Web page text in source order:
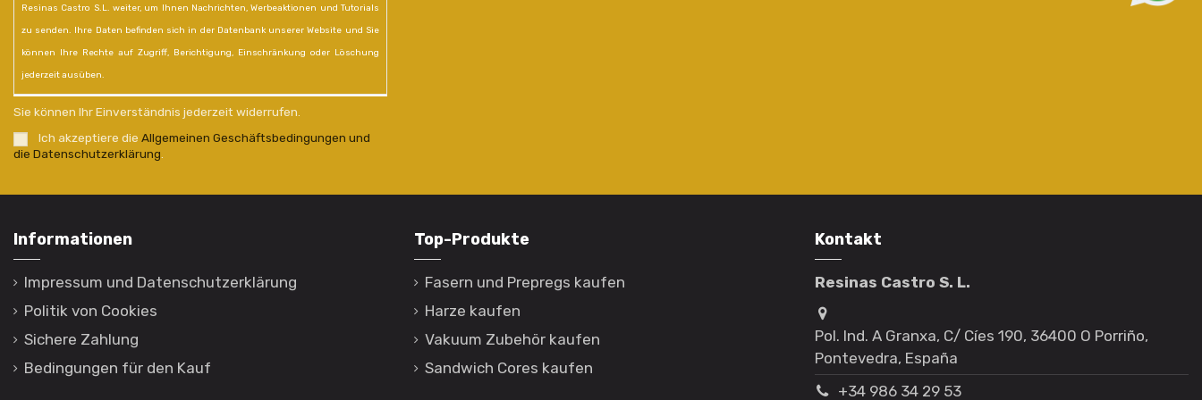
Resinas Castro S.L. weiter, um Ihnen Nachrichten, Werbeaktionen und Tutorials
zu senden. Ihre Daten befinden sich in der Datenbank unserer Website und Sie
können Ihre Rechte auf Zugriff, Berichtigung, Einschränkung oder Löschung
jederzeit ausüben.
Sie können Ihr Einverständnis jederzeit widerrufen.
Ich akzeptiere die Allgemeinen Geschäftsbedingungen und
die Datenschutzerklärung
Informationen
Impressum und Datenschutzerklärung
Politik von Cookies
Sichere Zahlung
Bedingungen für den Kauf
Top-Produkte
Fasern und Prepregs kaufen
Harze kaufen
Vakuum Zubehör kaufen
Sandwich Cores kaufen
Kontakt
Resinas Castro S. L.
Pol. Ind. A Granxa, C/ Cíes 190, 36400 O Porriño,
Pontevedra, España
+34 986 34 29 53